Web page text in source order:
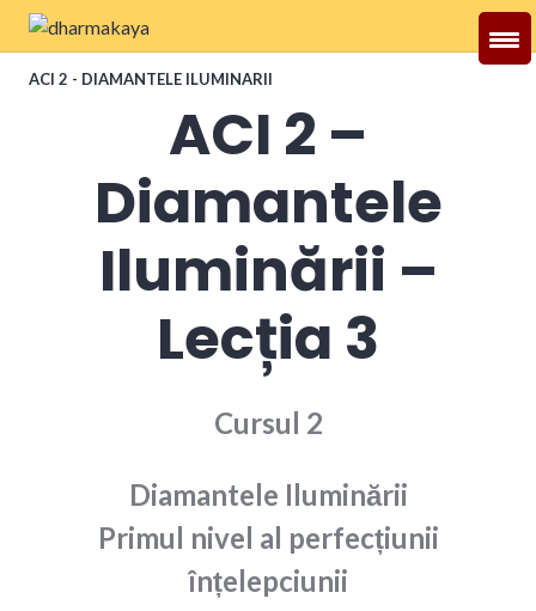
Skip
content
Dharmakaya
ACI 2 - DIAMANTELE ILUMINARII
ACI 2 –
Diamantele
Iluminării –
Lecția 3
Cursul 2
Diamantele Iluminării
Primul nivel al perfecțiunii
înțelepciunii